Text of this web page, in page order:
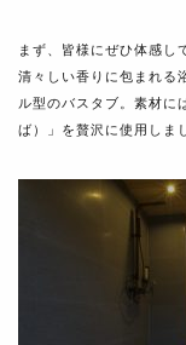
まず、皆様にぜひ体感し
清々しい香りに包まれる
ル型のバスタブ。素材に
ば）」を贅沢に使用しま